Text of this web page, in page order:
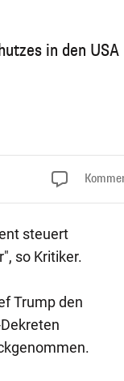
in den USA
steuert
so Kritiker.
Trump den